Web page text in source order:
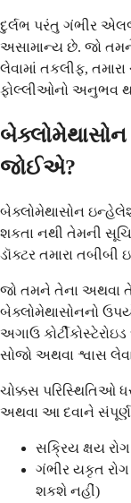
દુર્લભ પરંતુ ગંભીર
અસામાન્ય છે. જો તમને
લેવામાં તકલીફ,
ફોલ્લીઓનો અનુભવ
જોઈએ?
બેક્લોમેથાસોન
શકતા નથી તેમની
ડૉક્ટર તમારા તબીબી
જો તમને તેના અથવા
બેક્લોમેથાસોનનો
અગાઉ
સોજો અથવા શ્વાસ
ચોક્કસ પરિસ્થિતિઓ
અથવા આ દવાને
સક્રિય ક્ષય
ગંભીર યકૃત રોગ
શકશે નહીં)